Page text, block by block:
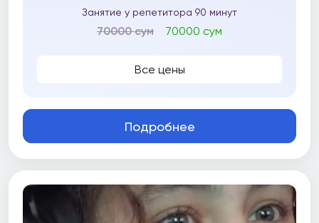
Занятие у репетитора 90 минут
70000 сум 70000 сум
Все цены
Подробнее